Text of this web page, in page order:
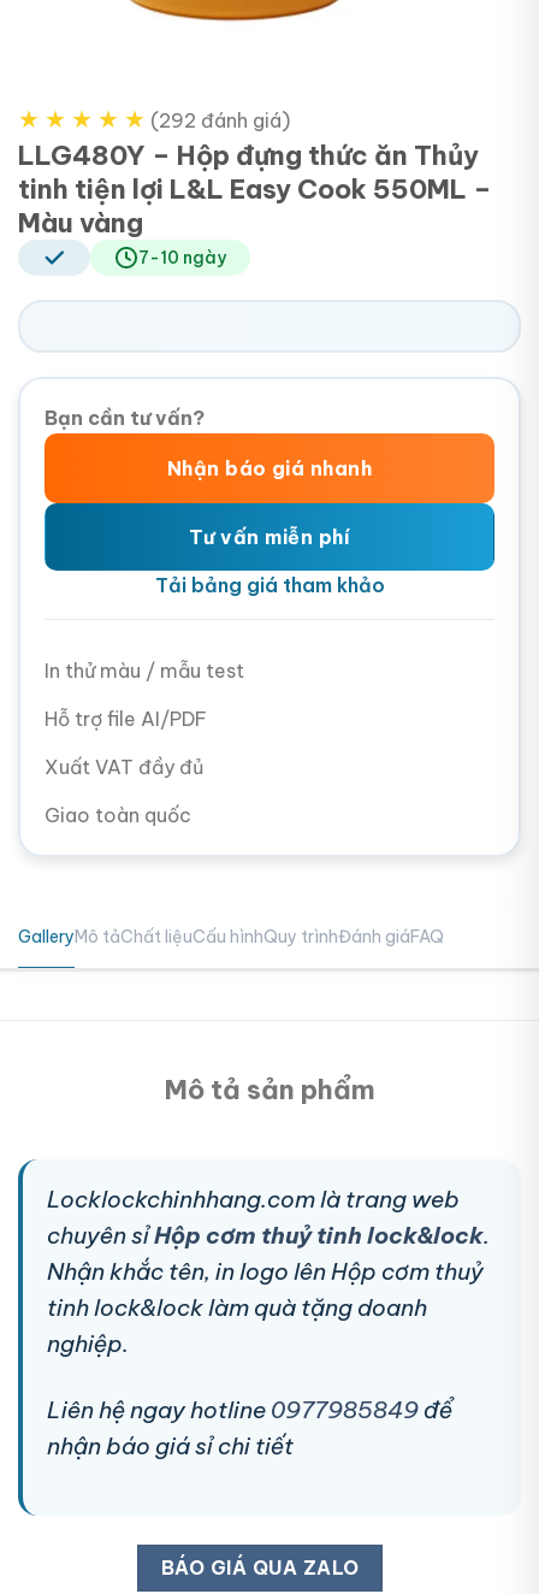
★ ★ ★ ★ ★ (292 đánh giá)
LLG480Y – Hộp đựng thức ăn Thủy
tinh tiện lợi L&L Easy Cook 550ML –
Màu vàng
7-10 ngày
Bạn cần tư vấn?
Nhận báo giá nhanh
Tư vấn miễn phí
Tải bảng giá tham khảo
In thử màu / mẫu test
Hỗ trợ file AI/PDF
Xuất VAT đầy đủ
Giao toàn quốc
GalleryMô tảChất liệuCấu hìnhQuy trìnhĐánh giáFAQ
Mô tả sản phẩm
Locklockchinhhang.com là trang web
chuyên sỉHộp cơm thuỷ tinh lock&lock.
Nhận khắc tên, in logo lên Hộp cơm thuỷ
tinh lock&lock làm quà tặng doanh
nghiệp.
Liên hệ ngay hotline 0977985849 để
nhận báo giá sỉ chi tiết
BÁO GIÁ QUA ZALO